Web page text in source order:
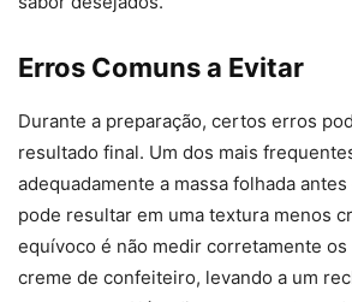
Erros Comuns a Evitar
Durante a preparação, certos erros
resultado final. Um dos mais
adequadamente a massa folhada
pode resultar em uma textura menos
equívoco é não medir corretamente
creme de confeiteiro, levando a um